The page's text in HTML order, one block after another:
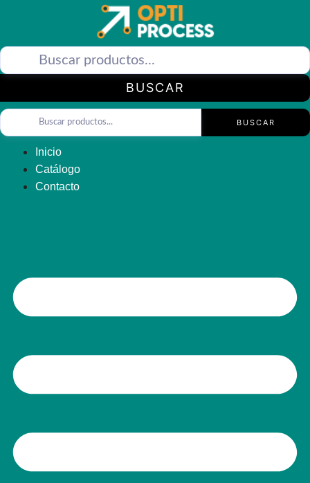
BUSCAR
BUSCAR
Inicio
Catálogo
Contacto